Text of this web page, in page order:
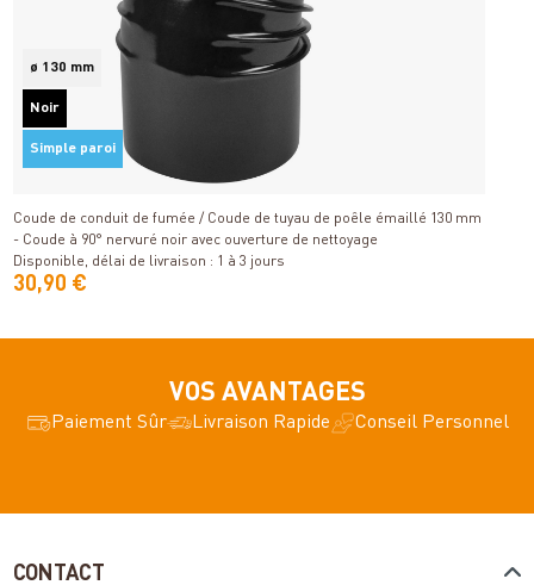
ø 130 mm
Noir
Simple paroi
Détails
Coude de conduit de fumée / Coude de tuyau de poêle émaillé 130 mm
- Coude à 90° nervuré noir avec ouverture de nettoyage
Disponible, délai de livraison : 1 à 3 jours
30,90 €
VOS AVANTAGES
Paiement Sûr Livraison Rapide Conseil Personnel
CONTACT